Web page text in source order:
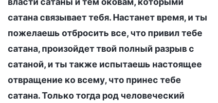
сатана связывает тебя. Настанет время, и ты
пожелаешь отбросить все, что привил тебе
сатана, произойдет твой полный разрыв с
сатаной, и ты также испытаешь настоящее
отвращение ко всему, что принес тебе
сатана. Только тогда род человеческий